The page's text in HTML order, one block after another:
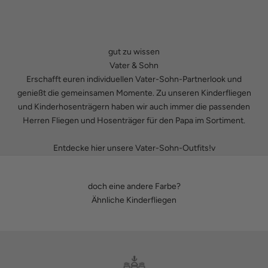
gut zu wissen
Vater & Sohn
Erschafft euren individuellen Vater-Sohn-Partnerlook und
genießt die gemeinsamen Momente. Zu unseren Kinderfliegen
und Kinderhosenträgern haben wir auch immer die passenden
Herren Fliegen und Hosenträgerfür den Papa im Sortiment.
Entdecke hier unsere Vater-Sohn-Outfits!v
doch eine andere Farbe?
Ähnliche Kinderfliegen